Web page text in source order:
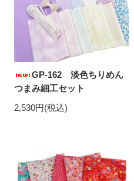
GP-162 淡色ちりめん
つまみ細工セット
2,530円(税込)